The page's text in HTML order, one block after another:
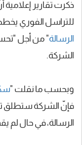
ذكرت تقارير إعلامية
للتراسل الفوري
الرسالة" من أجل
الشركة.
وبحسب ما نقلت "
فإنّ الشركة ستطلق
الرسالة، في حال لم